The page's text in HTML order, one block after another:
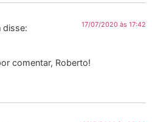
disse: 17/07/2020 às 17:42
comentar, Roberto!